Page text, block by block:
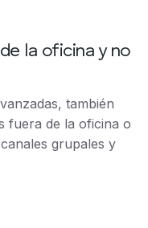
la oficina y no
también
fuera de la oficina o
grupales y